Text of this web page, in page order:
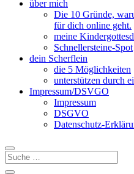
über mich
Die 10 Gründe,
für dich online geht.
meine
Schnellersteine-Spot
dein Scherflein
die 5 Möglichkeiten
unterstützen durch
Impressum/DSVGO
Impressum
DSGVO
Datenschutz-